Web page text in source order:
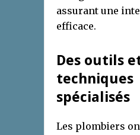
assurant une
efficace.
Des outils
techniques
spécialisés
Les plombiers